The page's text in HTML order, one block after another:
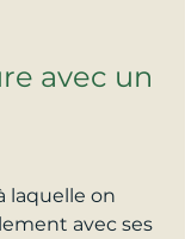
avec un
laquelle on
avec ses